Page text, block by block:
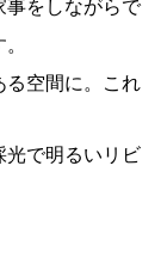
をしながらで
空間に。
これ
で明るいリビ